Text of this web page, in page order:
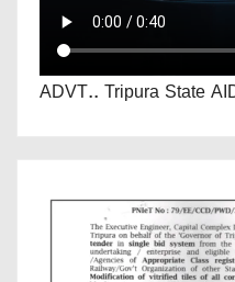
ADVT.. Tripura State